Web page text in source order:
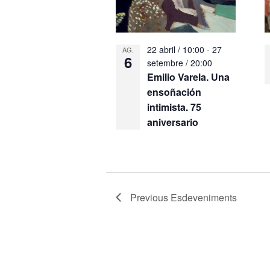
AG.
6
Emilio Varela. Una
ensoñación
intimista. 75
aniversario
22 abril / 10:00 -27
setembre / 20:00
Previous Esdeveniments